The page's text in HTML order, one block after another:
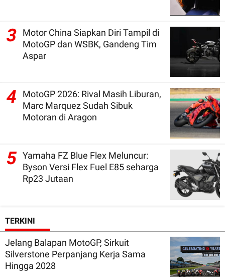
3
Motor China Siapkan Diri Tampil di
MotoGP dan WSBK, Gandeng Tim
Aspar
4
MotoGP 2026: Rival Masih Liburan,
Marc Marquez Sudah Sibuk
Motoran di Aragon
5 Yamaha FZ Blue Flex Meluncur:
Byson Versi Flex Fuel E85 seharga
Rp23 Jutaan
TERKINI
Jelang Balapan MotoGP, Sirkuit
Silverstone Perpanjang Kerja Sama
Hingga 2028